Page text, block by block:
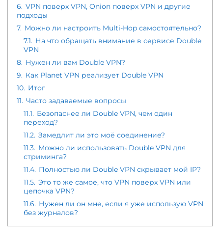
6. VPN поверх VPN, Onion поверх VPN и другие
подходы
7. Можно ли настроить Multi-Hop самостоятельно?
7.1. На что обращать внимание в сервисе Double
VPN
8. Нужен ли вам Double VPN?
9. Как Planet VPN реализует Double VPN
10. Итог
11. Часто задаваемые вопросы
11.1. Безопаснее ли Double VPN, чем один
переход?
11.2. Замедлит ли это моё соединение?
11.3. Можно ли использовать Double VPN для
стриминга?
11.4. Полностью ли Double VPN скрывает мой IP?
11.5. Это то же самое, что VPN поверх VPN или
цепочка VPN?
11.6. Нужен ли он мне, если я уже использую VPN
без журналов?